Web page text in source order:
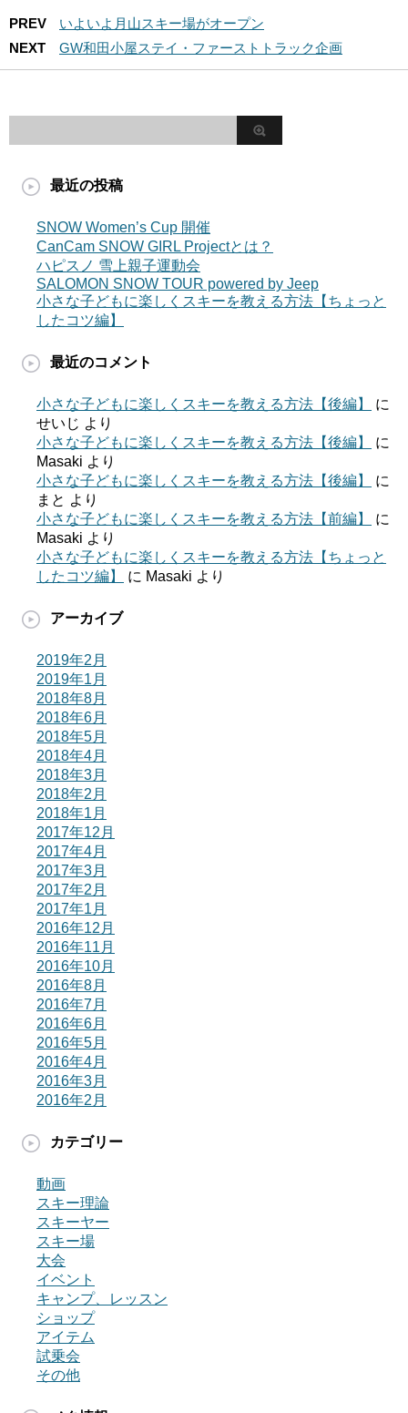
PREV
いよいよ月山スキー場がオープン
NEXT
GW和田小屋ステイ・ファーストトラック企画
最近の投稿
SNOW Women’s Cup 開催
CanCam SNOW GIRL Projectとは？
ハピスノ 雪上親子運動会
SALOMON SNOW TOUR powered by Jeep
小さな子どもに楽しくスキーを教える方法【ちょっと
したコツ編】
最近のコメント
小さな子どもに楽しくスキーを教える方法【後編】
に
せいじ より
小さな子どもに楽しくスキーを教える方法【後編】
に
Masaki より
小さな子どもに楽しくスキーを教える方法【後編】
に
まと より
小さな子どもに楽しくスキーを教える方法【前編】
に
Masaki より
小さな子どもに楽しくスキーを教える方法【ちょっと
したコツ編】
に Masaki より
アーカイブ
2019年2月
2019年1月
2018年8月
2018年6月
2018年5月
2018年4月
2018年3月
2018年2月
2018年1月
2017年12月
2017年4月
2017年3月
2017年2月
2017年1月
2016年12月
2016年11月
2016年10月
2016年8月
2016年7月
2016年6月
2016年5月
2016年4月
2016年3月
2016年2月
カテゴリー
動画
スキー理論
スキーヤー
スキー場
大会
イベント
キャンプ、レッスン
ショップ
アイテム
試乗会
その他